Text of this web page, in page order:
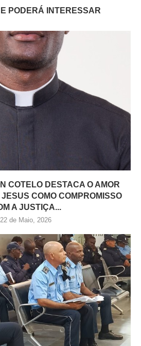
PODERÁ INTERESSAR
COTELO DESTACA O AMOR
COMO COMPROMISSO
A JUSTIÇA...
22 de Maio, 2026